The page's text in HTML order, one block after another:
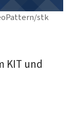
stk
KIT und